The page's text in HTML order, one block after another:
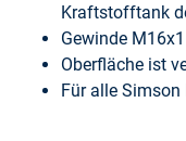
Kraftstofftank
Gewinde M16x1
Oberfläche ist
Für alle Simson